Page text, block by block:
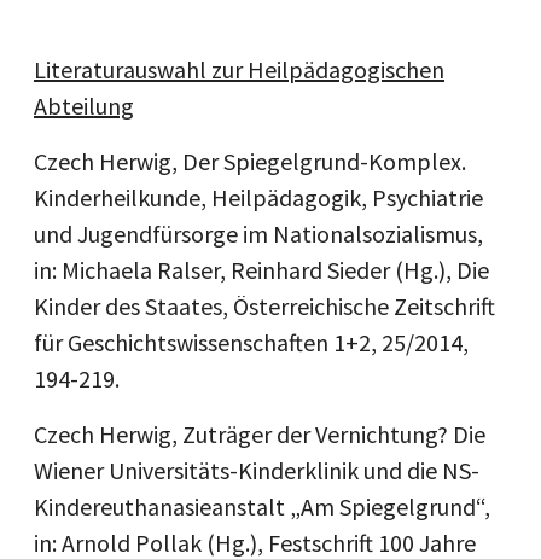
Literaturauswahl zur Heilpädagogischen
Abteilung
Czech Herwig, Der Spiegelgrund-Komplex.
Kinderheilkunde, Heilpädagogik, Psychiatrie
und Jugendfürsorge im Nationalsozialismus,
in: Michaela Ralser, Reinhard Sieder (Hg.), Die
Kinder des Staates, Österreichische Zeitschrift
für Geschichtswissenschaften 1+2, 25/2014,
194-219.
Czech Herwig, Zuträger der Vernichtung? Die
Wiener Universitäts-Kinderklinik und die NS-
Kindereuthanasieanstalt „Am Spiegelgrund“,
in: Arnold Pollak (Hg.), Festschrift 100 Jahre